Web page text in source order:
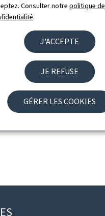
Consulter notrepolitique de
.
J'ACCEPTE
JE REFUSE
GÉRER LES COOKIES
de la